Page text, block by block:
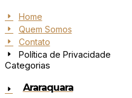
Home
Quem Somos
Contato
Política de Privacidade
Categorias
Araraquara